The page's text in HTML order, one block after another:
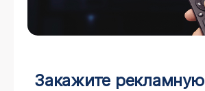
Закажите рекламную